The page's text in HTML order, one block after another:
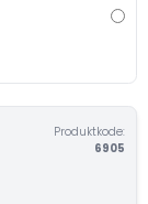
Produktkode:
6905